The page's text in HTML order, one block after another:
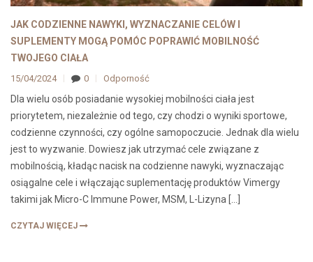
JAK CODZIENNE NAWYKI, WYZNACZANIE CELÓW I
SUPLEMENTY MOGĄ POMÓC POPRAWIĆ MOBILNOŚĆ
TWOJEGO CIAŁA
15/04/2024 0 Odporność
Dla wielu osób posiadanie wysokiej mobilności ciała jest
priorytetem, niezależnie od tego, czy chodzi o wyniki sportowe,
codzienne czynności, czy ogólne samopoczucie. Jednak dla wielu
jest to wyzwanie. Dowiesz jak utrzymać cele związane z
mobilnością, kładąc nacisk na codzienne nawyki, wyznaczając
osiągalne cele i włączając suplementację produktów Vimergy
takimi jak Micro-C Immune Power, MSM, L-Lizyna […]
CZYTAJ WIĘCEJ